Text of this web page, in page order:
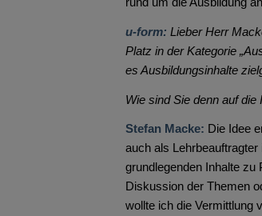
u-form: Lieber Herr
Platz in der Kategorie
es Ausbildungsinhalte
Wie sind Sie denn auf
Stefan Macke: Die Idee
auch als
grundlegenden Inhalte
Diskussion der Themen
wollte ich die Vermittlung